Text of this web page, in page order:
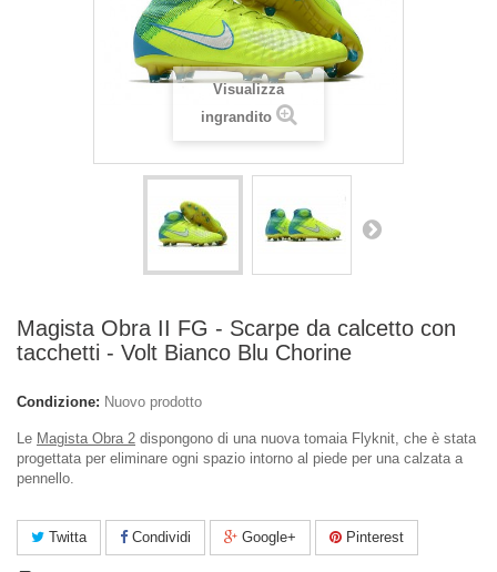
Visualizza
ingrandito
Magista Obra II FG - Scarpe da calcetto con
tacchetti - Volt Bianco Blu Chorine
Condizione: Nuovo prodotto
Le Magista Obra 2 dispongono di una nuova tomaia Flyknit, che è stata
progettata per eliminare ogni spazio intorno al piede per una calzata a
pennello.
Twitta Condividi Google+ Pinterest